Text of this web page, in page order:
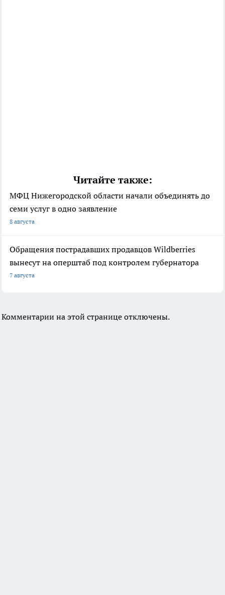
Читайте также:
МФЦ Нижегородской области начали объединять до
семи услуг в одно заявление
8 августа
Обращения пострадавших продавцов Wildberries
вынесут на оперштаб под контролем губернатора
7 августа
Комментарии на этой странице отключены.